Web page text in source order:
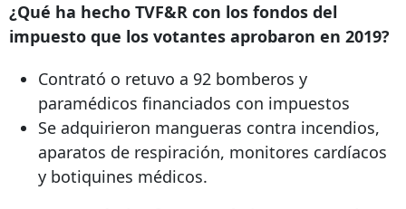
¿Qué ha hecho TVF&R con los fondos del
impuesto que los votantes aprobaron en 2019?
Contrató o retuvo a 92 bomberos y
paramédicos financiados con impuestos
Se adquirieron mangueras contra incendios,
aparatos de respiración, monitores cardíacos
y botiquines médicos.